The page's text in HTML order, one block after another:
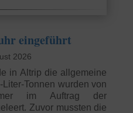
eingeführt
2026
in Altrip die allgemeine
Tonnen wurden von
im Auftrag der
Zuvor mussten die